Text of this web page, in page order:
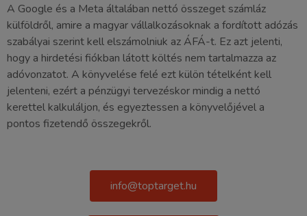
A Google és a Meta általában nettó összeget számláz
külföldről, amire a magyar vállalkozásoknak a fordított adózás
szabályai szerint kell elszámolniuk az ÁFÁ-t. Ez azt jelenti,
hogy a hirdetési fiókban látott költés nem tartalmazza az
adóvonzatot. A könyvelése felé ezt külön tételként kell
jelenteni, ezért a pénzügyi tervezéskor mindig a nettó
kerettel kalkuláljon, és egyeztessen a könyvelőjével a
pontos fizetendő összegekről.
info@toptarget.hu